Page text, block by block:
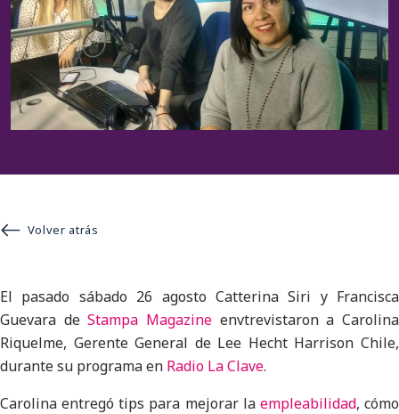
Volver atrás
El pasado sábado 26 agosto Catterina Siri y Francisca
Guevara deStampa Magazine envtrevistaron a Carolina
Riquelme, Gerente General de Lee Hecht Harrison Chile,
durante su programa en Radio La Clave.
Carolina entregó tips para mejorar la empleabilidad, cómo